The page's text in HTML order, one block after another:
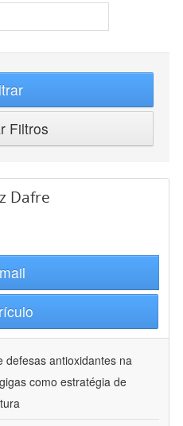
Filtros
Dafre
defesas antioxidantes na
como estratégia de